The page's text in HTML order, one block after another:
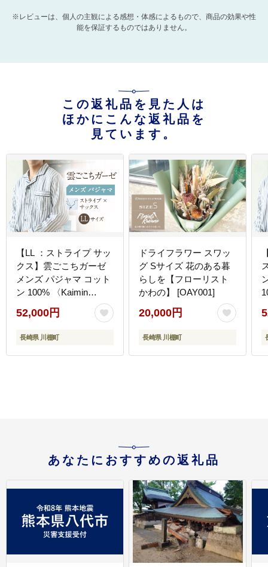
※レビューは、個人の主観による感想・体感によるもので、商品の効果や性
能を保証するものではありません。
この返礼品を見た人は
ほかにこんな返礼品を
見ています。
【LL ：ストライプ サッ
クス】雲ごこちガーゼ
メンズ パジャマ コット
ン 100% 〈Kaimin
Labo〉【カイタックフ
ァミリー】[OAW007-12]
52,000円
長崎県 川棚町
ドライフラワー スワッ
グ Sサイズ 花のある暮
らしを【フローリスト
かわの】 [OAY001]
20,000円
長崎県 川棚町
あなたにおすすめの返礼品